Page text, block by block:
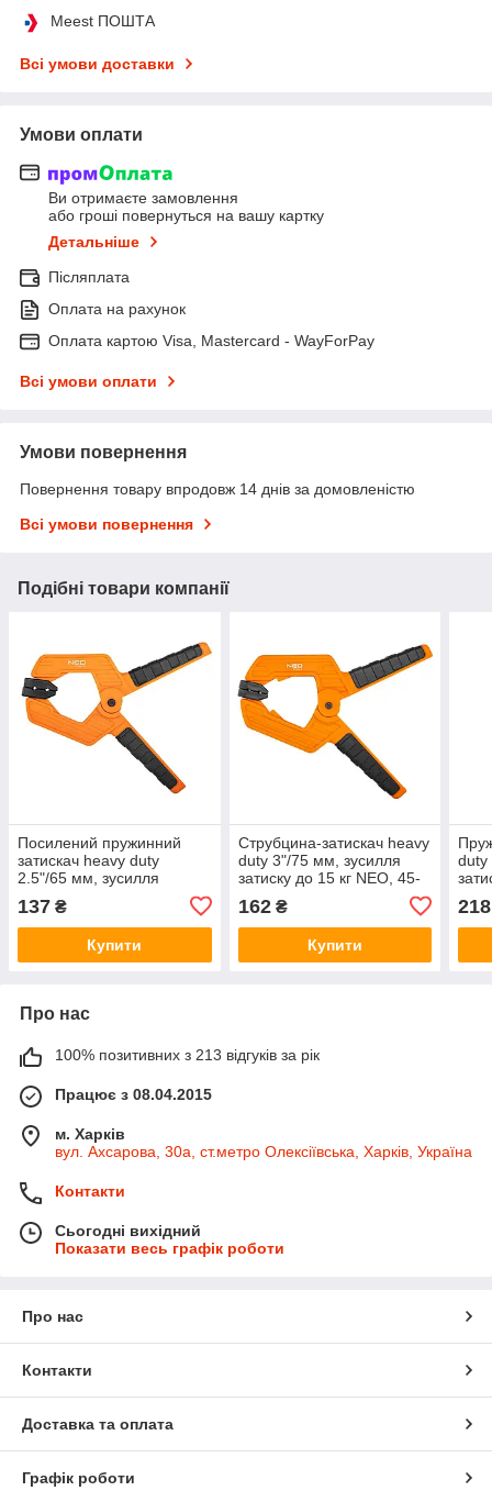
Meest ПОШТА
Всі умови доставки
Умови оплати
Ви отримаєте замовлення
або гроші повернуться на вашу картку
Детальніше
Післяплата
Оплата на рахунок
Оплата картою Visa, Mastercard - WayForPay
Всі умови оплати
Умови повернення
Повернення товару впродовж 14 днів за домовленістю
Всі умови повернення
Подібні товари компанії
Посилений пружинний
затискач heavy duty
2.5"/65 мм, зусилля
затиску до 15 кг Neo, 45-
521
137 ₴
Купити
Струбцина-затискач heavy
duty 3"/75 мм, зусилля
затиску до 15 кг NEO, 45-
162₴
Купити
duty
218
Про нас
100% позитивних з 213 відгуків за рік
Працює з 08.04.2015
м. Харків
вул. Ахсарова, 30а, ст.метро Олексіївська, Харків, Україна
Контакти
Сьогодні вихідний
Показати весь графік роботи
Про нас
Контакти
Доставка та оплата
Графік роботи